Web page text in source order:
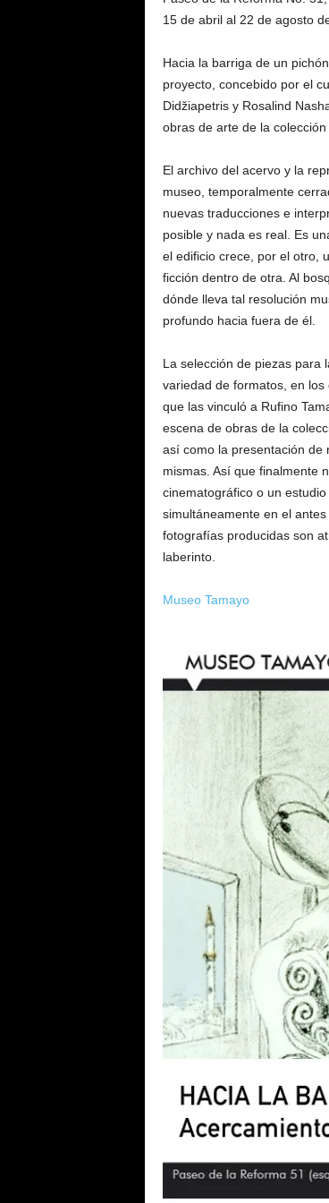
15 de abril al 22 de agosto
Hacia la barriga de un
proyecto, concebido por el
Didžiapetris y Rosalind
obras de arte de la
El archivo del acervo y la
museo, temporalmente
nuevas traduccio­nes e
posible y nada es real. Es
el edificio crece, por el otro,
ficción dentro de otra. Al
dónde lleva tal resolución
profundo hacia fuera de él.
La selección de piezas para
variedad de formatos, en
que las vinculó a Rufino
escena de obras de la
así como la presentación de
mismas. Así que finalmente
cinematográfico o un
simultáneamente en el
fotografías producidas son
laberinto.
Museo Tamayo